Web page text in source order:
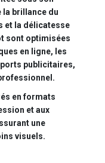
la brillance du
et la délicatesse
sont optimisées
en ligne, les
publicitaires,
en formats
et aux
une
visuels.